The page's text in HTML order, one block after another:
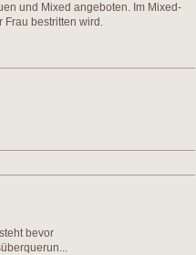
und Mixed angeboten. Im Mixed-
Frau bestritten wird.
bevor